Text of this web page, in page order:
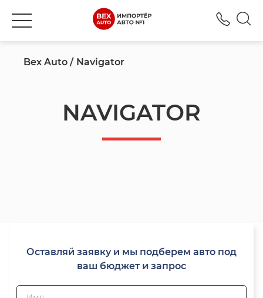
Bex Auto Navigator
NAVIGATOR
Оставляй заявку и мы подберем авто под
ваш бюджет и запрос